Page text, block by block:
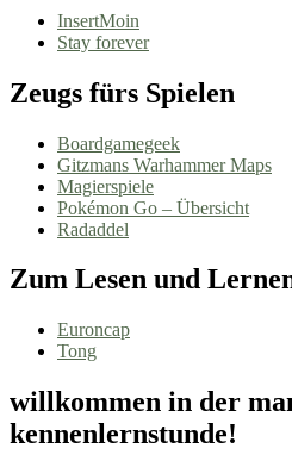
InsertMoin
Stay forever
Zeugs fürs Spielen
Boardgamegeek
Gitzmans Warhammer Maps
Magierspiele
Pokémon Go – Übersicht
Radaddel
Zum Lesen und
Euroncap
Tong
willkommen in der
kennenlernstunde!